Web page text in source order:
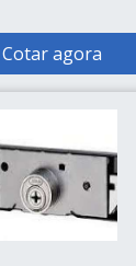
Cotar agora